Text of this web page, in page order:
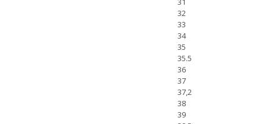
32
33
34
35
35.5
36
37
37,2
38
39